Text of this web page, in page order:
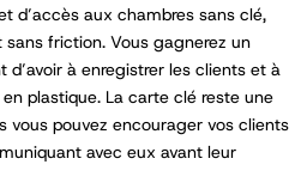
d’accès aux chambres sans clé,
friction. Vous gagnerez un
à enregistrer les clients et à
plastique. La carte clé reste une
vous pouvez encourager vos clients
avec eux avant leur